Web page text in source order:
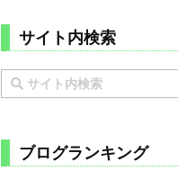
サイト内検索
ブログランキング